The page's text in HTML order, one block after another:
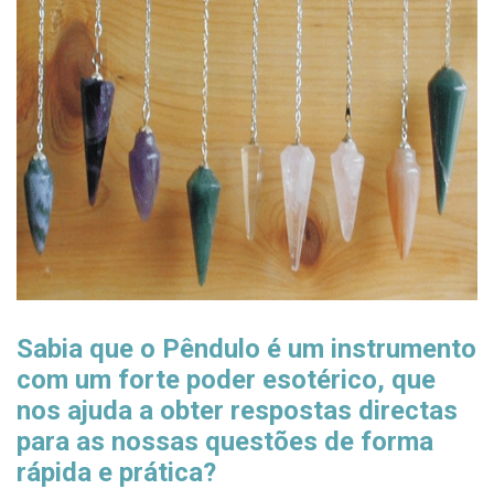
Sabia que o Pêndulo é um instrumento
com um forte poder esotérico, que
nos ajuda a obter respostas directas
para as nossas questões de forma
rápida e prática?